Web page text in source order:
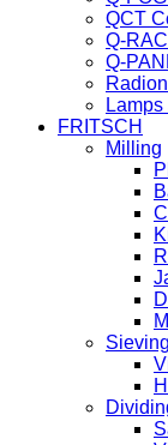
QCT
Q-
Q-
FRITSCH
Milling
Sieving